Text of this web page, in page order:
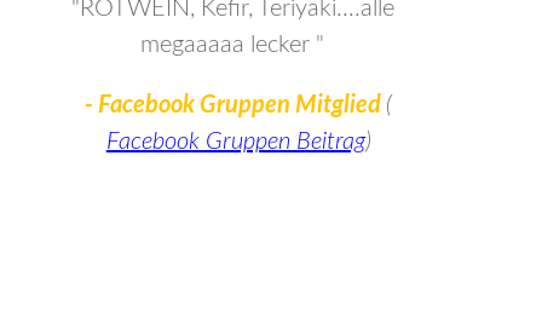
"ROTWEIN, Kefir, Teriyaki....alle
megaaaaa lecker "
- Facebook Gruppen Mitglied (
Facebook Gruppen Beitrag)